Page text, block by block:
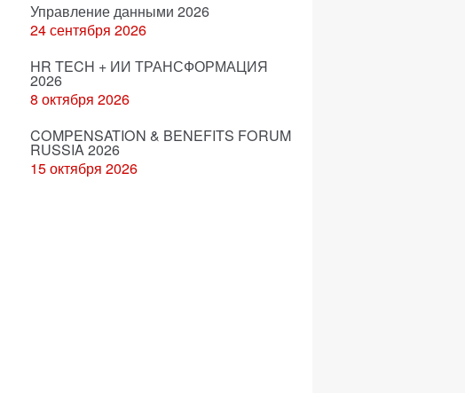
Управление данными 2026
24 сентября 2026
HR TECH + ИИ ТРАНСФОРМАЦИЯ
2026
8 октября 2026
COMPENSATION & BENEFITS FORUM
RUSSIA 2026
15 октября 2026